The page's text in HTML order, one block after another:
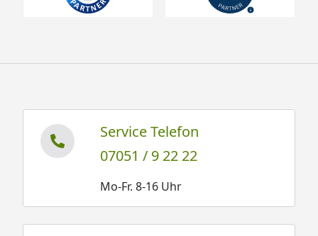
Service Telefon
07051 / 9 22 22
Mo-Fr. 8-16 Uhr